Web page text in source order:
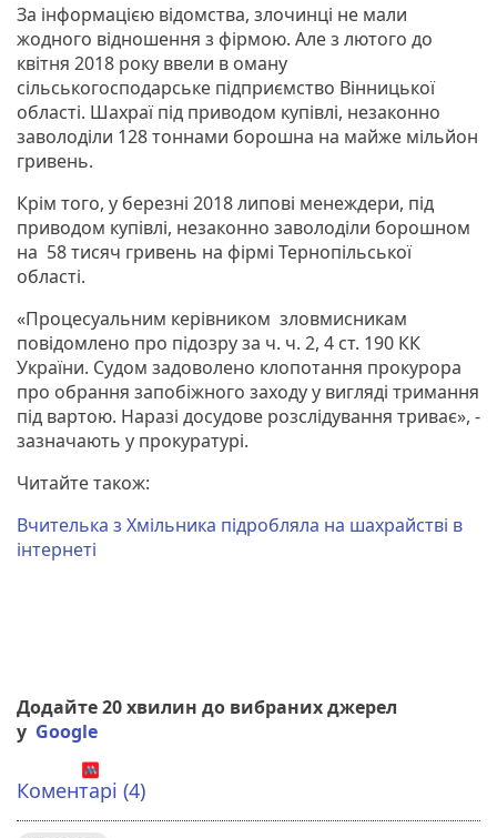
За інформацією відомства, злочинці не мали
жодного відношення з фірмою. Але з лютого до
квітня 2018 року ввели в оману
сільськогосподарське підприємство Вінницької
області. Шахраї під приводом купівлі, незаконно
заволоділи 128 тоннами борошна на майже мільйон
гривень.
Крім того, у березні 2018 липові менеждери, під
приводом купівлі, незаконно заволоділи борошном
на 58 тисяч гривень на фірмі Тернопільської
області.
«Процесуальним керівником зловмисникам
повідомлено про підозру за ч. ч. 2, 4 ст. 190 КК
України. Судом задоволено клопотання прокурора
про обрання запобіжного заходу у вигляді тримання
під вартою. Наразі досудове розслідування триває», -
зазначають у прокуратурі.
Читайте також:
Вчителька з Хмільника підробляла на шахрайстві в
інтернеті
Додайте 20 хвилин до вибраних джерел
у Google
Коментарі (4)